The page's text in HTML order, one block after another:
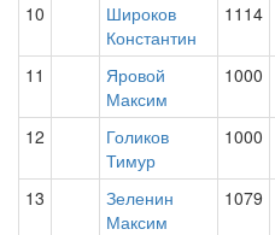
10
Широков
Константин
1114
11
Яровой
Максим
1000
12
Голиков
Тимур
1000
13
Зеленин
Максим
1079